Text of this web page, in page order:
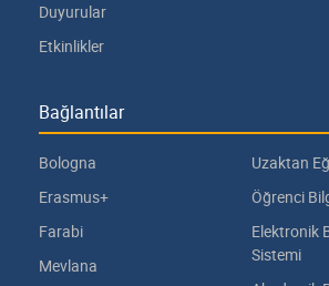
Duyurular
Etkinlikler
Bağlantılar
Bologna
Erasmus+
Farabi
Mevlana
Uzaktan
Öğrenci
Elektronik
Sistemi